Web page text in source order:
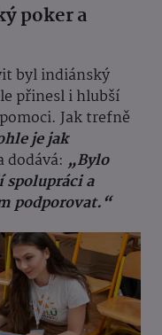
poker a
byl indiánský
přinesl i hlubší
Jak trefně
je jak
dodává: „Bylo
a
podporovat.“